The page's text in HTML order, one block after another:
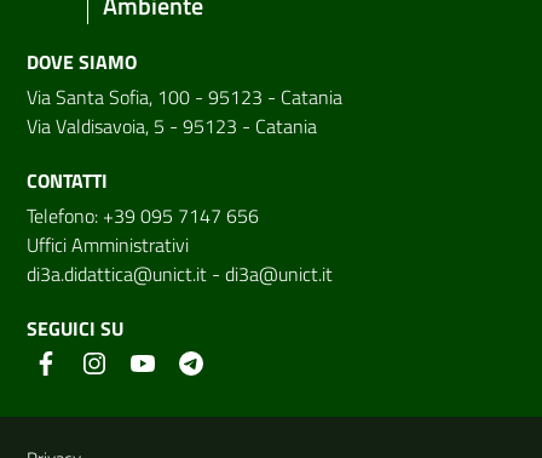
DOVE SIAMO
Via Santa Sofia, 100 - 95123 - Catania
Via Valdisavoia, 5 - 95123 - Catania
CONTATTI
Telefono: +39 095 7147 656
Uffici Amministrativi
di3a.didattica@unict.it - di3a@unict.it
SEGUICI SU
Link e informazioni utili